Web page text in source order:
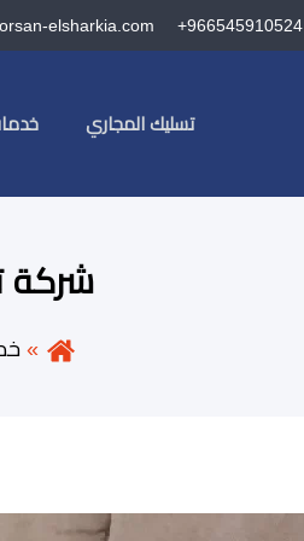
+966545910524
elsharkia.com
تسليك المجاري
شركة